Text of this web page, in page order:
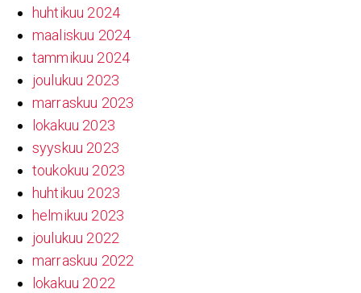
huhtikuu 2024
maaliskuu 2024
tammikuu 2024
joulukuu 2023
marraskuu 2023
lokakuu 2023
syyskuu 2023
toukokuu 2023
huhtikuu 2023
helmikuu 2023
joulukuu 2022
marraskuu 2022
lokakuu 2022